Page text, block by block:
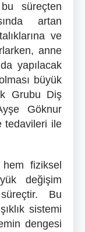
süreçten
artan
ve
anne
yapılacak
büyük
Grubu Diş
Göknur
tedavileri ile
hem fiziksel
değişim
Bu
sistemi
dengesi